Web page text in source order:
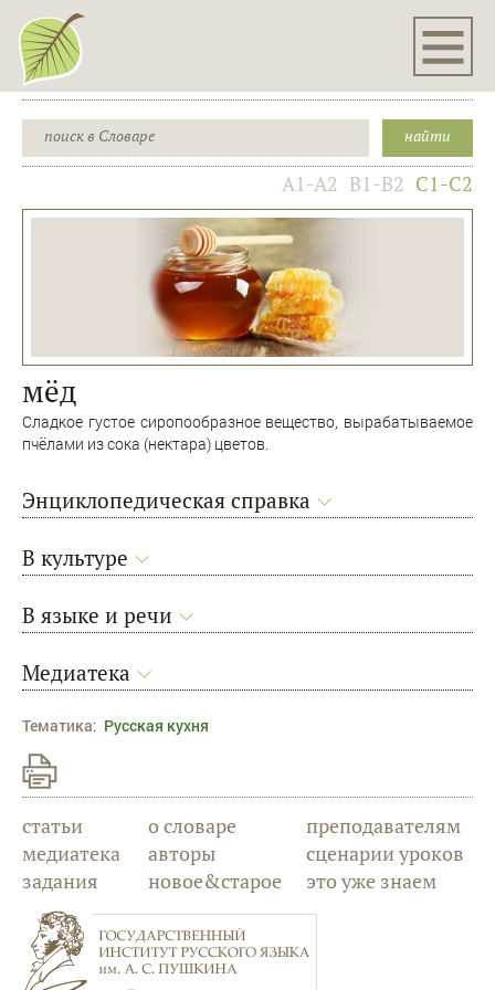
A1-A2 B1-B2 C1-C2
мëд
Сладкое густое сиропообразное вещество, вырабатываемое
пчёлами из сока (нектара) цветов.
Энциклопедическая справка
В культуре
В языке и речи
Медиатека
Тематика: Русская кухня
статьи
медиатека
задания
о словаре
авторы
новое&старое
преподавателям
сценарии уроков
это уже знаем